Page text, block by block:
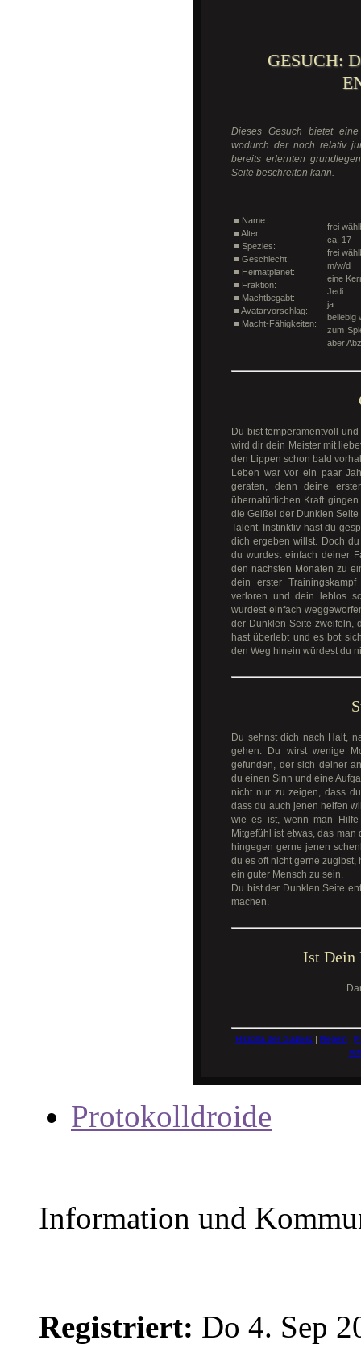
GESUCH:
Dieses Gesuch bietet
wodurch der noch relativ
bereits erlernten
Seite beschreiten kann.
■ Name:
■ Alter:
■ Spezies:
■ Geschlecht:
■ Heimatplanet:
■ Fraktion:
■ Machtbegabt:
■ Avatarvorschlag:
■ Macht-Fähigkeiten:
frei
ca. 17
frei
m/w/d
eine
Jedi
ja
beliebig
zum
aber
Du bist temperamentvoll
wird dir dein Meister mit
den Lippen schon bald
Leben war vor ein paar
geraten, denn deine
übernatürlichen Kraft
die Geißel der Dunklen
Talent. Instinktiv hast du
dich ergeben willst. Doch
du wurdest einfach deiner
den nächsten Monaten zu
dein erster
verloren und dein leblos
wurdest einfach
der Dunklen Seite zweifeln,
hast überlebt und es bot
den Weg hinein würdest du
Du sehnst dich nach Halt,
gehen. Du wirst wenige
gefunden, der sich deiner
du einen Sinn und eine
nicht nur zu zeigen, dass
dass du auch jenen helfen
wie es ist, wenn man Hilfe
Mitgefühl ist etwas, das
hingegen gerne jenen
du es oft nicht gerne
ein guter Mensch zu sein.
Du bist der Dunklen Seite
machen.
Ist Dein
Historia der Galaxis Regeln
Protokolldroide
Information und
Registriert: Do 4. Sep